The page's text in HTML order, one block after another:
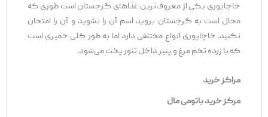
خاچاپوری یکی از معروف‌ترین غذاهای گرجستان است طوری که
محال است به گرجستان بروید اسم آن را نشوید و آن را امتحان
نکنید. خاچاپوری انواع مختلفی دارد اما به طور کلی خمیری است
که با زرده تخم مرغ و پنیر داخل تنور پخت می‌شود.
مراکز خرید
مرکز خرید باتومی مال